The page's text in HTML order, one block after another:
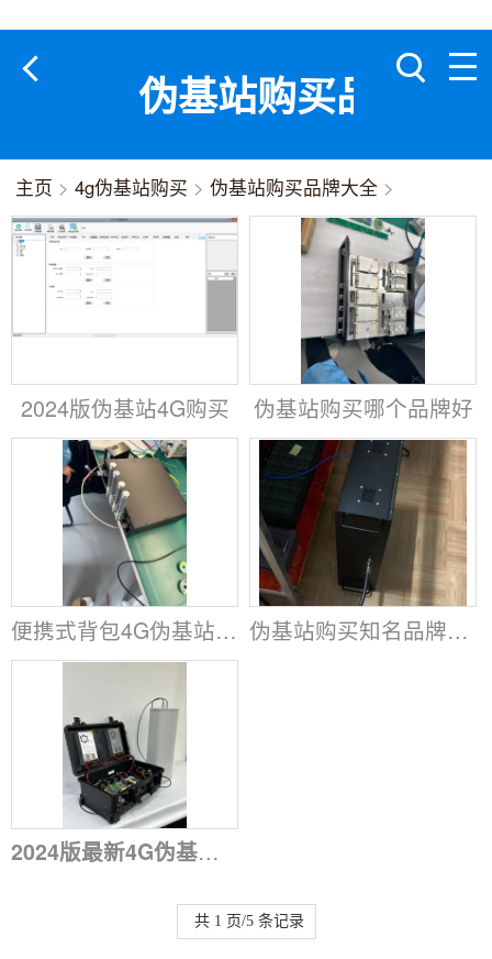
伪基站购买品牌大
主页 > 4g伪基站购买 > 伪基站购买品牌大全 >
2024版伪基站4G购买 伪基站购买哪个品牌好
便携式背包4G伪基站购买推荐 伪基站购买知名品牌推荐
2024版最新4G伪基站短信群发设备厂家出售
共 1 页/5 条记录